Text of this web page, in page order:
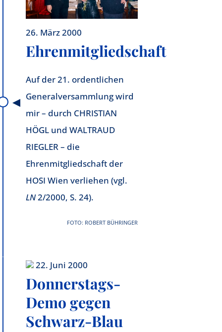
26. März 2000
Ehrenmitgliedschaft
Auf der 21. ordentlichen
Generalversammlung wird
mir – durch CHRISTIAN
HÖGL und WALTRAUD
RIEGLER – die
Ehrenmitgliedschaft der
HOSI Wien verliehen (vgl.
LN2/2000, S. 24).
FOTO: ROBERT BÜHRINGER
22. Juni 2000
Donnerstags-
Demo gegen
Schwarz-Blau